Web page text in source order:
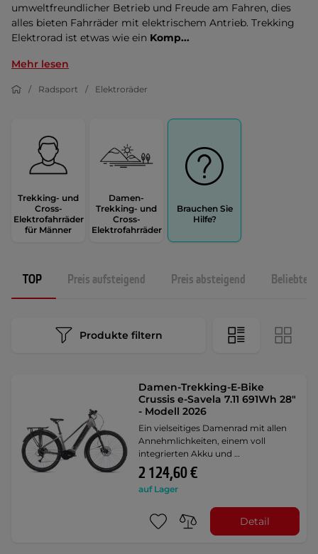
umweltfreundlicher Betrieb und Freude am Fahren, dies
alles bieten Fahrräder mit elektrischem Antrieb. Trekking
Elektrorad ist etwas wie ein Komp...
Mehr lesen
Radsport Elektroräder
Trekking- und
Cross-
Elektrofahrräder
für Männer
Damen-
Trekking- und
Cross-
Elektrofahrräder
Brauchen Sie
Hilfe?
TOP Preis aufsteigend Preis absteigend
Produkte filtern
Damen-Trekking-E-Bike
Crussis e-Savela 7.11 691Wh 28"
- Modell 2026
Ein vielseitiges Damenrad mit allen
Annehmlichkeiten, einem voll
integrierten Akku und …
2 124,60 €
auf Lager
Detail